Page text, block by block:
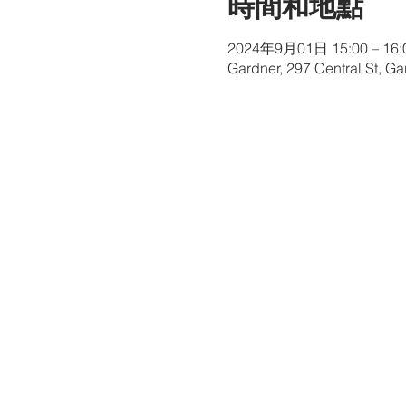
時間和地點
2024年9月01日 15:00 –
Gardner, 297 Central St,